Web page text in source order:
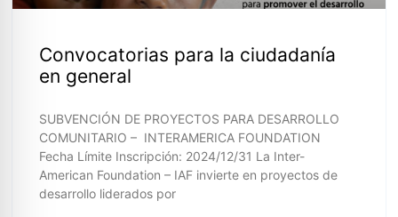
Convocatorias para la ciudadanía
en general
SUBVENCIÓN DE PROYECTOS PARA DESARROLLO
COMUNITARIO – INTERAMERICA FOUNDATION
Fecha Límite Inscripción: 2024/12/31 La Inter-
American Foundation – IAF invierte en proyectos de
desarrollo liderados por